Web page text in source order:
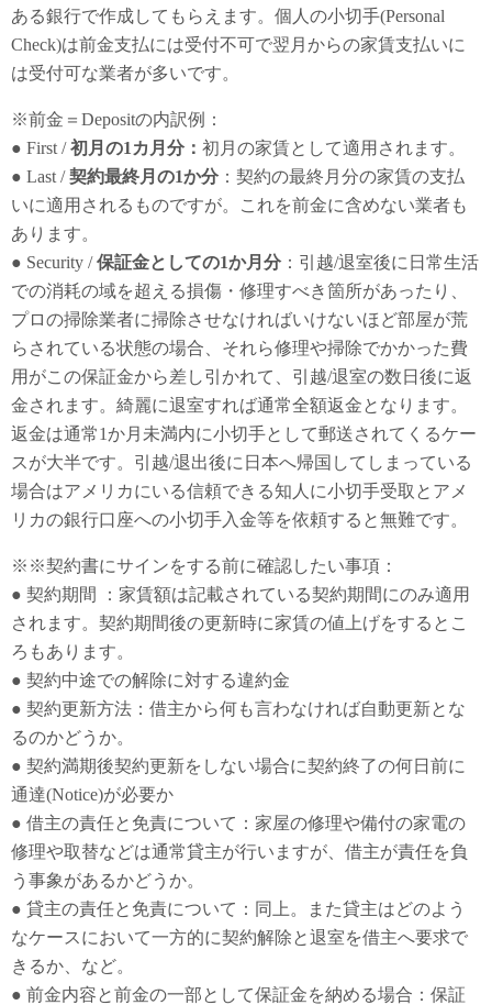
ある銀行で作成してもらえます。個人の小切手(Personal
Check)は前金支払には受付不可で翌月からの家賃支払いに
は受付可な業者が多いです。
※前金＝Depositの内訳例：
● First /初月の1カ月分： 初月の家賃として適用されます。
● Last /契約最終月の1か分 ：契約の最終月分の家賃の支払
いに適用されるものですが。これを前金に含めない業者も
あります。
● Security /保証金としての1か月分 ：引越/退室後に日常生活
での消耗の域を超える損傷・修理すべき箇所があったり、
プロの掃除業者に掃除させなければいけないほど部屋が荒
らされている状態の場合、それら修理や掃除でかかった費
用がこの保証金から差し引かれて、引越/退室の数日後に返
金されます。綺麗に退室すれば通常全額返金となります。
返金は通常1か月未満内に小切手として郵送されてくるケー
スが大半です。引越/退出後に日本へ帰国してしまっている
場合はアメリカにいる信頼できる知人に小切手受取とアメ
リカの銀行口座への小切手入金等を依頼すると無難です。
※※契約書にサインをする前に確認したい事項：
● 契約期間 ：家賃額は記載されている契約期間にのみ適用
されます。契約期間後の更新時に家賃の値上げをするとこ
ろもあります。
● 契約中途での解除に対する違約金
● 契約更新方法：借主から何も言わなければ自動更新とな
るのかどうか。
● 契約満期後契約更新をしない場合に契約終了の何日前に
通達(Notice)が必要か
● 借主の責任と免責について：家屋の修理や備付の家電の
修理や取替などは通常貸主が行いますが、借主が責任を負
う事象があるかどうか。
● 貸主の責任と免責について：同上。また貸主はどのよう
なケースにおいて一方的に契約解除と退室を借主へ要求で
きるか、など。
● 前金内容と前金の一部として保証金を納める場合：保証